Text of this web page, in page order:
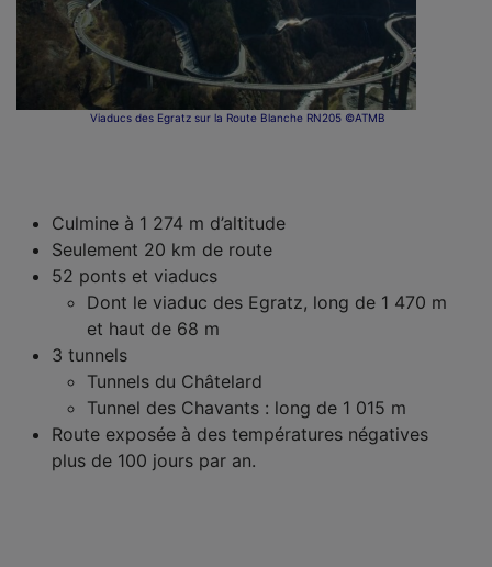
Viaducs des Egratz sur la Route Blanche RN205 ©ATMB
Culmine à 1 274 m d’altitude
Seulement 20 km de route
52 ponts et viaducs
Dont le viaduc des Egratz, long de 1 470 m
et haut de 68 m
3 tunnels
Tunnels du Châtelard
Tunnel des Chavants : long de 1 015 m
Route exposée à des températures négatives
plus de 100 jours par an.